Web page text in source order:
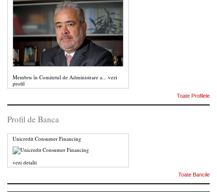
Membru în Comitetul de Administrare a... vezi
profil
Toate Profilele
Profil de Banca
Unicredit Consumer Financing
vezi detalii
Toate Bancile